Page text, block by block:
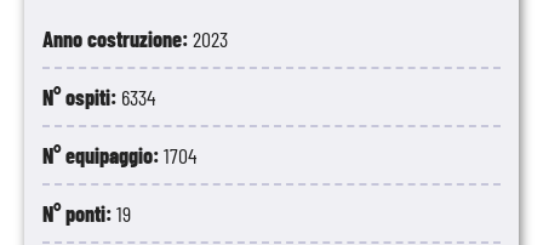
Anno costruzione:2023
N° ospiti: 6334
N° equipaggio:1704
N° ponti:19